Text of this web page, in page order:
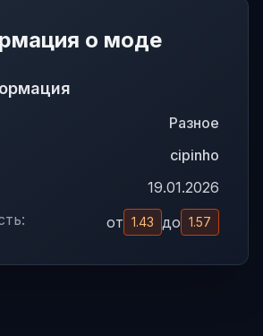
о моде
Разное
cipinho
19.01.2026
от 1.43 до 1.57